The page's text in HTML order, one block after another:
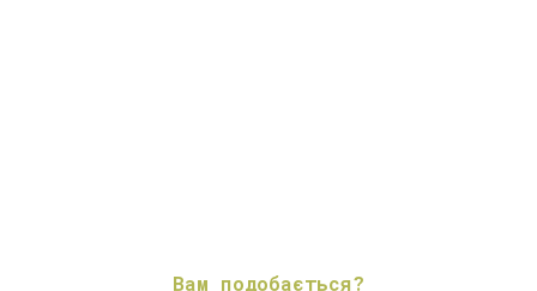
Вам подобається?